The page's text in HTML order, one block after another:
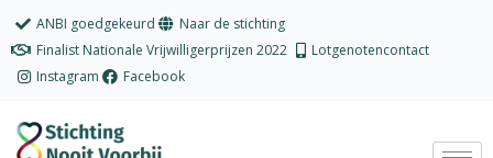
ANBI goedgekeurd
Naar de stichting
Finalist Nationale Vrijwilligerprijzen 2022
Lotgenotencontact
Instagram
Facebook